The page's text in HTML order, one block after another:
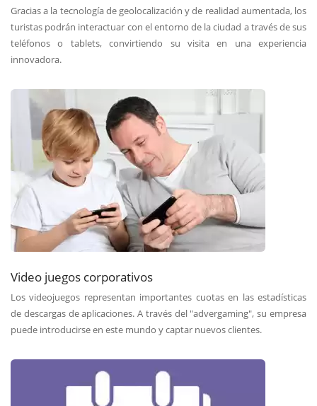
Gracias a la tecnología de geolocalización y de realidad aumentada, los
turistas podrán interactuar con el entorno de la ciudad a través de sus
teléfonos o tablets, convirtiendo su visita en una experiencia
innovadora.
Video juegos corporativos
Los videojuegos representan importantes cuotas en las estadísticas
de descargas de aplicaciones. A través del "advergaming", su empresa
puede introducirse en este mundo y captar nuevos clientes.